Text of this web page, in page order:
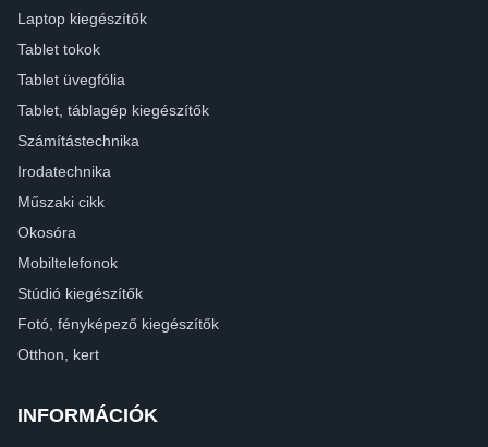
Laptop kiegészítők
Tablet tokok
Tablet üvegfólia
Tablet, táblagép kiegészítők
Számítástechnika
Irodatechnika
Műszaki cikk
Okosóra
Mobiltelefonok
Stúdió kiegészítők
Fotó, fényképező kiegészítők
Otthon, kert
INFORMÁCIÓK